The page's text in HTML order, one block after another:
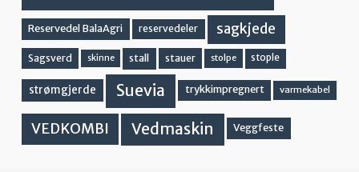
Reservedel BalaAgri reservedeler sagkjede
Sagsverd skinne stall stauer stolpe stople
strømgjerde Suevia trykkimpregnert varmekabel
VEDKOMBI Vedmaskin Veggfeste